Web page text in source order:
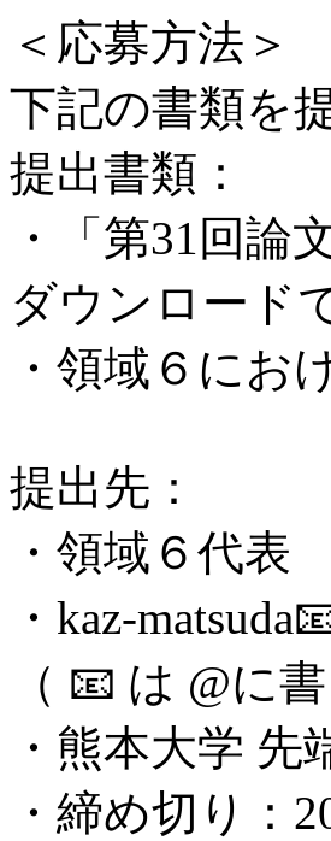
＜応募方法＞
下記の書類を
提出書類：
・「第31回論
ダウンロード
・領域６にお
提出先：
・領域６代
・kaz-
（ 📧 は @に
・熊本大学
・締め切り：